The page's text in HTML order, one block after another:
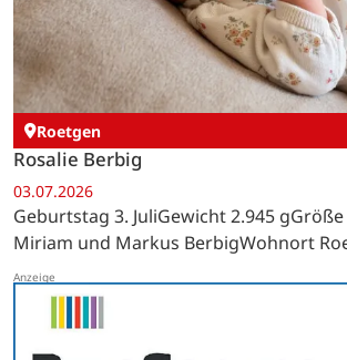
Roetgen
Rosalie Berbig
03.07.2026
Geburtstag 3. JuliGewicht 2.945
Miriam und Markus BerbigWohnort